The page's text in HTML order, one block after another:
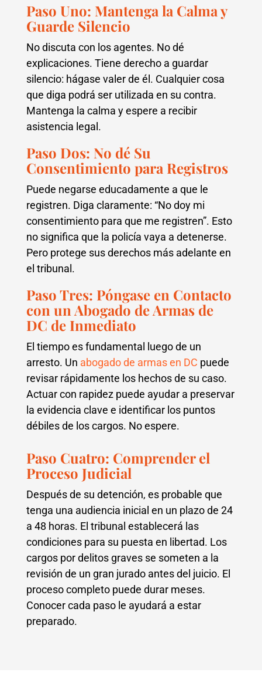
Paso Uno: Mantenga la Calma y
Guarde Silencio
No discuta con los agentes. No dé
explicaciones. Tiene derecho a guardar
silencio: hágase valer de él. Cualquier cosa
que diga podrá ser utilizada en su contra.
Mantenga la calma y espere a recibir
asistencia legal.
Paso Dos: No dé Su
Consentimiento para Registros
Puede negarse educadamente a que le
registren. Diga claramente: “No doy mi
consentimiento para que me registren”. Esto
no significa que la policía vaya a detenerse.
Pero protege sus derechos más adelante en
el tribunal.
Paso Tres: Póngase en Contacto
con un Abogado de Armas de
DC de Inmediato
El tiempo es fundamental luego de un
arresto. Un abogado de armas en DC puede
revisar rápidamente los hechos de su caso.
Actuar con rapidez puede ayudar a preservar
la evidencia clave e identificar los puntos
débiles de los cargos. No espere.
Paso Cuatro: Comprender el
Proceso Judicial
Después de su detención, es probable que
tenga una audiencia inicial en un plazo de 24
a 48 horas. El tribunal establecerá las
condiciones para su puesta en libertad. Los
cargos por delitos graves se someten a la
revisión de un gran jurado antes del juicio. El
proceso completo puede durar meses.
Conocer cada paso le ayudará a estar
preparado.